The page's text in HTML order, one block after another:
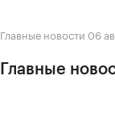
Главные новости 06
Главные